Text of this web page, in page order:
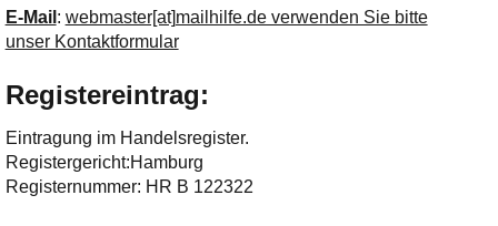
E-Mail : webmaster[at]mailhilfe.de verwenden Sie bitte
unser Kontaktformular
Registereintrag:
Eintragung im Handelsregister.
Registergericht:Hamburg
Registernummer: HR B 122322